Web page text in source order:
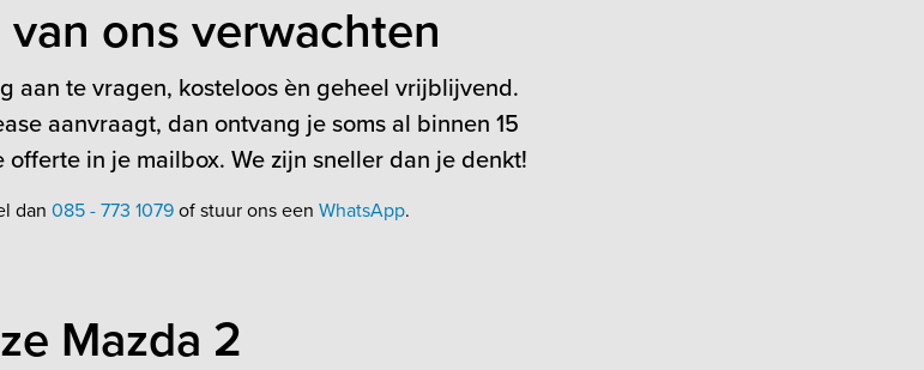
ons verwachten
aan te vragen, kosteloos èn geheel vrijblijvend.
aanvraagt, dan ontvang je soms al binnen 15
in je mailbox. We zijn sneller dan je denkt!
dan 085 - 773 1079of stuur ons een WhatsApp.
Mazda 2